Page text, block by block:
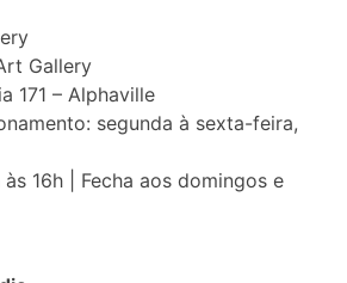
Gallery
171 – Alphaville
segunda à sexta-feira,
16h | Fecha aos domingos e